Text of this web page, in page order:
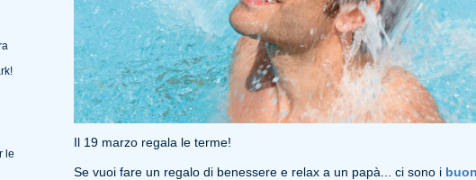
Il 19 marzo regala le terme!
Se vuoi fare un regalo di benessere e relax a un papà... ci sono i
le